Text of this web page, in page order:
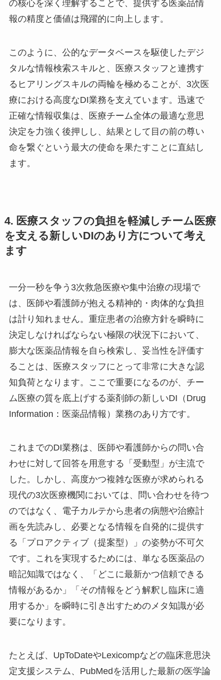
の核心を深く理解することで、提供する医薬品情
報の精度と価値は飛躍的に向上します。
このように、公的なデータベースを駆使したデジ
タルな情報検索スキルと、医療スタッフと連携す
るヒアリングスキルの両輪を極めることが、3次医
療における高度なDI業務を支えています。迅速で
正確な情報収集は、医療チーム全体の最適な意思
決定を力強く後押しし、結果として目の前の尊い
命を繋ぐという最大の使命を果たすことに直結し
ます。
4. 医療スタッフの負担を軽減しチーム医療
を支える新しいDIのあり方について考え
ます
一分一秒を争う3次救急医療や集中治療の現場で
は、医師や看護師が抱える精神的・肉体的な負担
は計り知れません。重症患者の治療方針を瞬時に
決定しなければならない極限の状況下において、
膨大な医薬品情報を自ら検索し、妥当性を評価す
ることは、医療スタッフにとって非常に大きな認
知負荷となります。ここで重要になるのが、チー
ム医療の質を底上げする薬剤師の新しいDI（Drug
Information：医薬品情報）業務のあり方です。
これまでのDI業務は、医師や看護師からの問い合
わせに対して回答を用意する「受動型」が主流で
した。しかし、高度かつ複雑な医療が求められる
現代の3次医療機関においては、問い合わせを待つ
のではなく、電子カルテから患者の病態や治療計
画を先読みし、必要となる情報を自発的に提供す
る「プロアクティブ（提案型）」の姿勢が不可欠
です。これを実現するためには、単なる医薬品の
暗記知識ではなく、「どこに最新かつ信頼できる
情報があるか」「その情報をどう解釈し臨床に適
用するか」を瞬時に引き出すためのメタ知識が必
要になります。
たとえば、UpToDateやLexicompなどの臨床意思決
定支援システム、PubMedを活用した最新の医学論